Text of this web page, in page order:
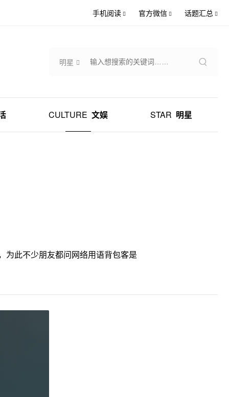
手机阅读 官方微信 话题汇总
明星
CULTURE 文娱 STAR 明星
为此不少朋友都问网络用语背包客是